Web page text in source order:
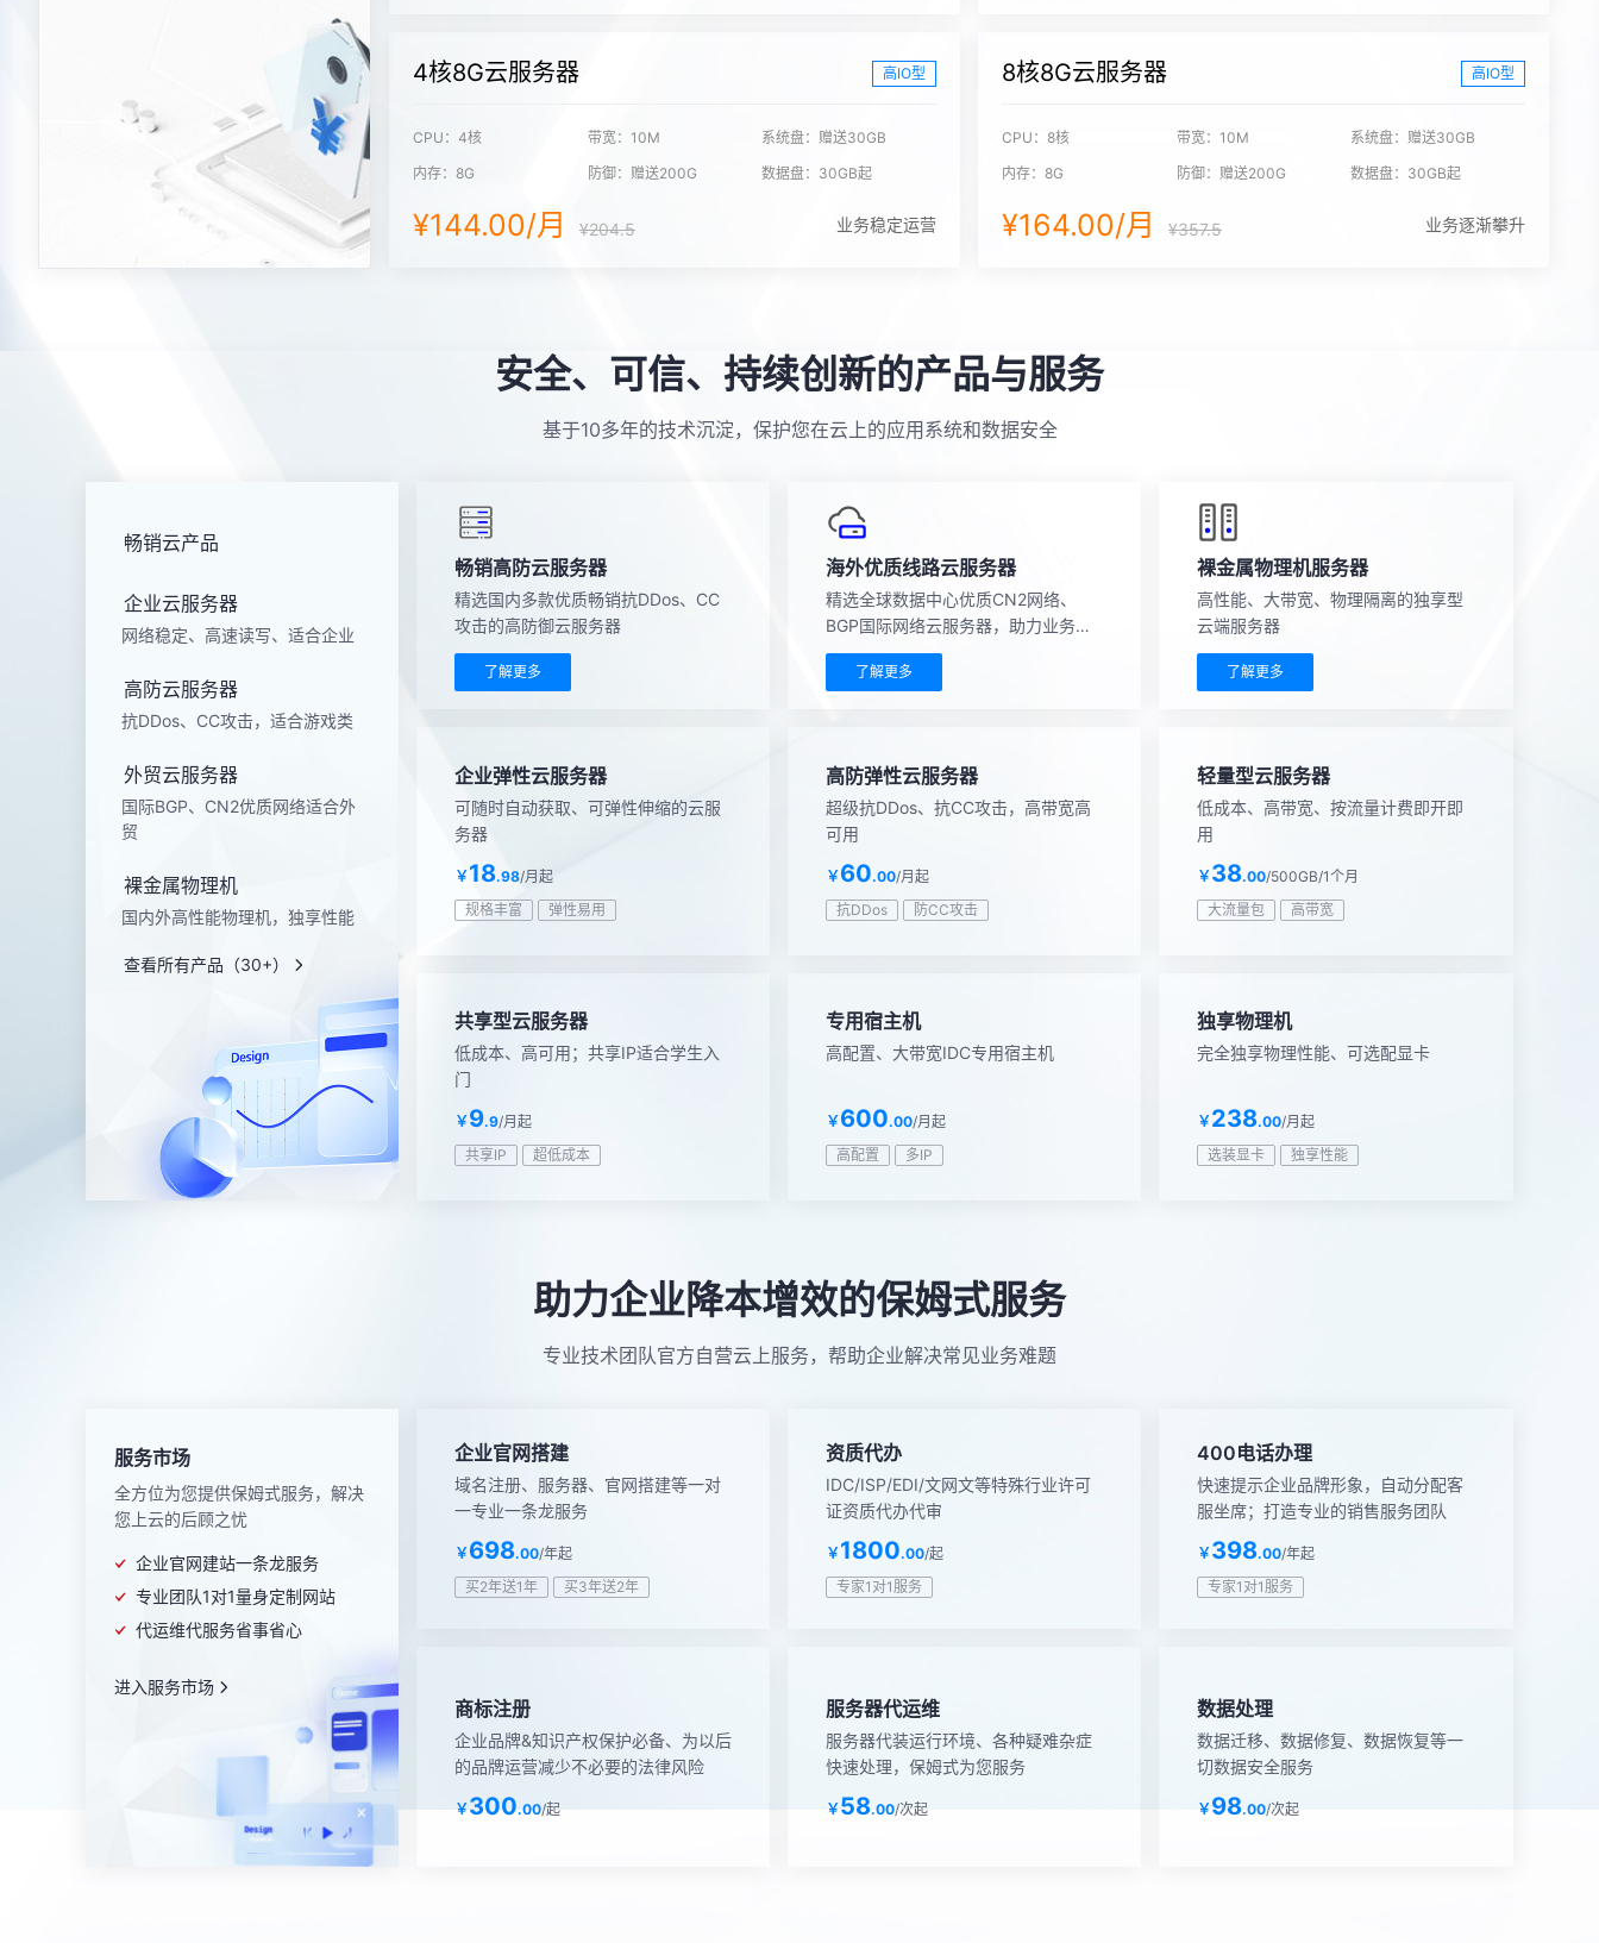
4核8G云服务器 高IO型
CPU：4核 带宽：10M
系统盘：赠送30GB
内存：8G
防御：赠送200G 数据盘：30GB起
¥144.00/月 ¥204.5 业务稳定运营
8核8G云服务器 高IO型
CPU：8核 带宽：10M
系统盘：赠送30GB
内存：8G
防御：赠送200G 数据盘：30GB起
¥164.00/月 ¥357.5 业务逐渐攀升
安全、可信、持续创新的产品与服务
基于10多年的技术沉淀，保护您在云上的应用系统和数据安全
畅销云产品
企业云服务器
网络稳定、高速读写、适合企业
高防云服务器
抗DDos、CC攻击，适合游戏类
外贸云服务器
国际BGP、CN2优质网络适合外
贸
裸金属物理机
国内外高性能物理机，独享性能
查看所有产品（30+）
畅销高防云服务器
精选国内多款优质畅销抗DDos、CC
攻击的高防御云服务器
了解更多
海外优质线路云服务器
精选全球数据中心优质CN2网络、
BGP国际网络云服务器，助力业务出
海
了解更多
裸金属物理机服务器
高性能、大带宽、物理隔离的独享型
云端服务器
了解更多
企业弹性云服务器
可随时自动获取、可弹性伸缩的云服
务器
￥18.98/月起
规格丰富
弹性易用
高防弹性云服务器
超级抗DDos、抗CC攻击，高带宽高
可用
￥60.00/月起
抗DDos
防CC攻击
轻量型云服务器
低成本、高带宽、按流量计费即开即
用
￥38.00/500GB/1个月
大流量包
高带宽
共享型云服务器
低成本、高可用；共享IP适合学生入
门
￥9.9/月起
共享IP
超低成本
专用宿主机
高配置、大带宽IDC专用宿主机
￥600.00/月起
高配置
多IP
独享物理机
完全独享物理性能、可选配显卡
￥238.00/月起
选装显卡
独享性能
助力企业降本增效的保姆式服务
专业技术团队官方自营云上服务，帮助企业解决常见业务难题
服务市场
全方位为您提供保姆式服务，解决
您上云的后顾之忧
企业官网建站一条龙服务
专业团队1对1量身定制网站
代运维代服务省事省心
进入服务市场
企业官网搭建
域名注册、服务器、官网搭建等一对
一专业一条龙服务
￥698.00/年起
买2年送1年
买3年送2年
资质代办
IDC/ISP/EDI/文网文等特殊行业许可
证资质代办代审
￥1800.00/起
专家1对1服务
400电话办理
快速提示企业品牌形象，自动分配客
服坐席；打造专业的销售服务团队
￥398.00/年起
专家1对1服务
商标注册
企业品牌&知识产权保护必备、为以后
的品牌运营减少不必要的法律风险
￥300.00/起
服务器代运维
服务器代装运行环境、各种疑难杂症
快速处理，保姆式为您服务
￥58.00/次起
数据处理
数据迁移、数据修复、数据恢复等一
切数据安全服务
￥98.00/次起